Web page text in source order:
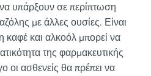
υπάρξουν σε περίπτωση
με άλλες ουσίες. Είναι
και αλκοόλ μπορεί να
της φαρμακευτικής
οι ασθενείς θα πρέπει να